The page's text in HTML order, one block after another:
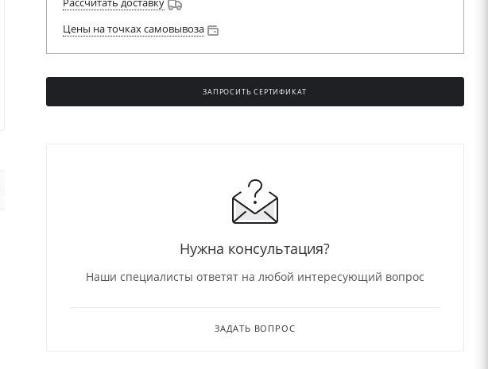
Цены на точках самовывоза
ЗАПРОСИТЬ СЕРТИФИКАТ
Нужна консультация?
Наши специалисты ответят на любой интересующий вопрос
ЗАДАТЬ ВОПРОС